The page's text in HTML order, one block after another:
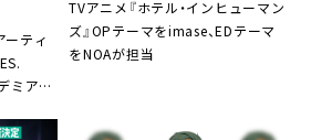
History
Breath
ーティ
ミア
TVアニメ『ホテル・インヒューマン
ズ』OPテーマをimase、EDテーマ
をNOAが担当